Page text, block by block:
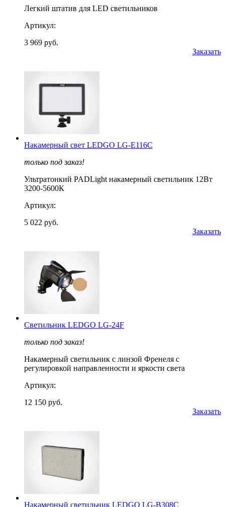
Легкий штатив для LED светильников
Артикул:
3 969 руб.
Заказать
Накамерный свет LEDGO LG-E116C
только под заказ!
Ультратонкий PADLight накамерный светильник 12Вт
3200-5600К
Артикул:
5 022 руб.
Заказать
Светильник LEDGO LG-24F
только под заказ!
Накамерный светильник с линзой Френеля с
регулировкой направленности и яркости света
Артикул:
12 150 руб.
Заказать
Накамерный светильник LEDGO LG-B308C